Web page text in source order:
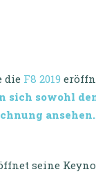
die F8 2019
sich sowohl
ansehen.
seine